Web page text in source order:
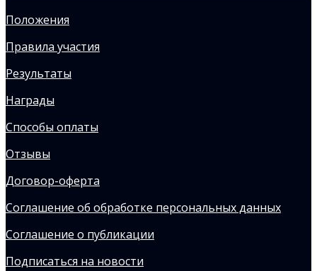
Положения
Правила участия
Результаты
Награды
Способы оплаты
Отзывы
Договор-оферта
Соглашение об обработке персональных данных
Соглашение о публикации
Подписаться на новости